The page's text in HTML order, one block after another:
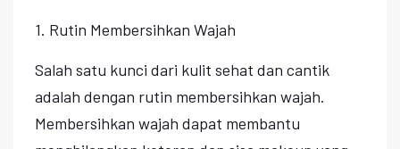
1. Rutin Membersihkan Wajah
Salah satu kunci dari kulit sehat dan cantik
adalah dengan rutin membersihkan wajah.
Membersihkan wajah dapat membantu